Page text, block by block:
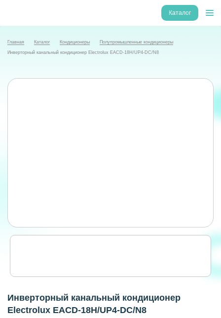
Каталог
Главная Каталог Кондиционеры Полупромышленные кондиционеры
Инверторный канальный кондиционер Electrolux EACD-18H/UP4-DC/N8
Инверторный канальный кондиционер
Electrolux EACD-18H/UP4-DC/N8